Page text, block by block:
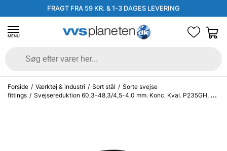
FRAGT FRA 59 KR. & 1-3 DAGES LEVERING
MENU
Forside / Værktøj & industri / Sort stål / Sorte svejse
fittings / Svejsereduktion 60,3-48,3/4,5-4,0 mm. Konc. Kval. P235GH, EN